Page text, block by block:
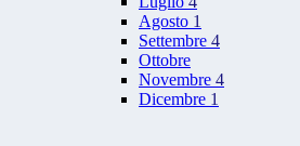
Agosto 1
Settembre 4
Ottobre
Novembre 4
Dicembre 1